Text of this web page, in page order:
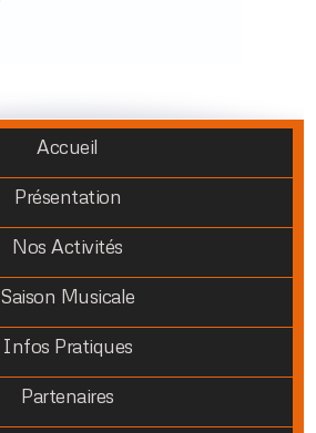
Accueil
Présentation
Nos Activités
Saison Musicale
Infos Pratiques
Partenaires